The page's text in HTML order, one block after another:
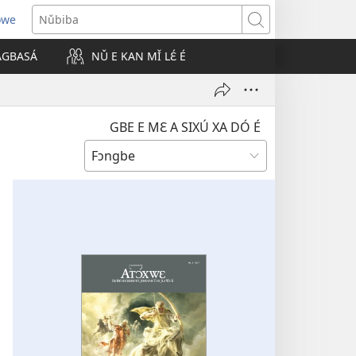
Nǔbiba
NǓ E KAN MǏ LƐ́ É
GBE E MƐ A SIXÚ XA DÓ É